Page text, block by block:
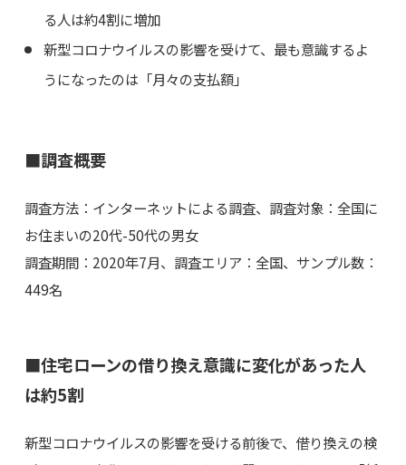
る人は約4割に増加
新型コロナウイルスの影響を受けて、最も意識するよ
うになったのは「月々の支払額」
■調査概要
調査方法：インターネットによる調査、調査対象：全国に
お住まいの20代-50代の男女
調査期間：2020年7月、調査エリア：全国、サンプル数：
449名
■住宅ローンの借り換え意識に変化があった人
は約5割
新型コロナウイルスの影響を受ける前後で、借り換えの検